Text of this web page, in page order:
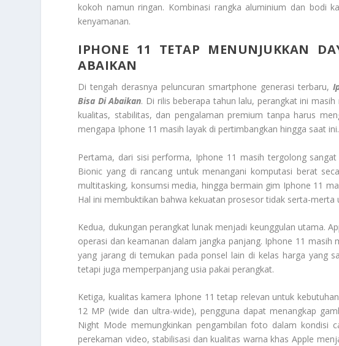
kokoh namun ringan. Kombinasi rangka aluminium dan bodi
kenyamanan.
IPHONE 11 TETAP MENUNJUKKAN
ABAIKAN
Di tengah derasnya peluncuran smartphone generasi terbaru,
Bisa Di Abaikan. Di rilis beberapa tahun lalu, perangkat ini
kualitas, stabilitas, dan pengalaman premium tanpa harus
mengapa Iphone 11 masih layak di pertimbangkan hingga saat ini.
Pertama, dari sisi performa, Iphone 11 masih tergolong
Bionic yang di rancang untuk menangani komputasi berat
multitasking, konsumsi media, hingga bermain gim Iphone 11
Hal ini membuktikan bahwa kekuatan prosesor tidak serta-merta
Kedua, dukungan perangkat lunak menjadi keunggulan utama.
operasi dan keamanan dalam jangka panjang. Iphone 11 masih
yang jarang di temukan pada ponsel lain di kelas harga yang
tetapi juga memperpanjang usia pakai perangkat.
Ketiga, kualitas kamera Iphone 11 tetap relevan untuk
12 MP (wide dan ultra-wide), pengguna dapat menangkap
Night Mode memungkinkan pengambilan foto dalam kondisi
perekaman video, stabilisasi dan kualitas warna khas Apple